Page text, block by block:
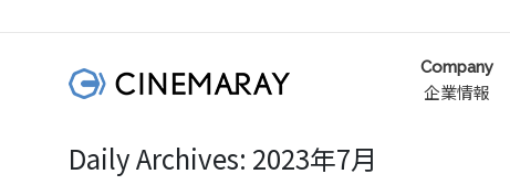
Company
企業情報
Daily Archives: 2023年7月